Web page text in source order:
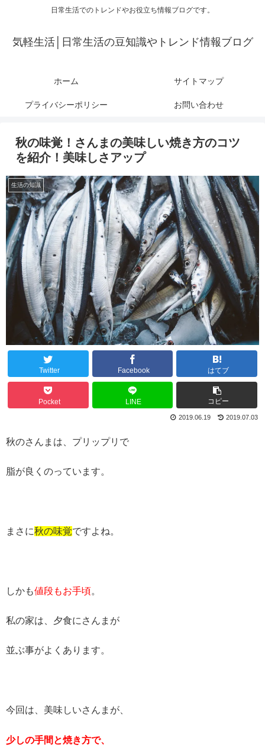
日常生活でのトレンドやお役立ち情報ブログです。
気軽生活│日常生活の豆知識やトレンド情報ブログ
ホーム サイトマップ
プライバシーポリシー お問い合わせ
秋の味覚！さんまの美味しい焼き方のコツ
を紹介！美味しさアップ
生活の知識
Twitter Facebook はてブ
Pocket LINE コピー
2019.06.19 2019.07.03
秋のさんまは、プリップリで
脂が良くのっています。
まさに秋の味覚ですよね。
しかも値段もお手頃。
私の家は、夕食にさんまが
並ぶ事がよくあります。
今回は、美味しいさんまが、
少しの手間と焼き方で、